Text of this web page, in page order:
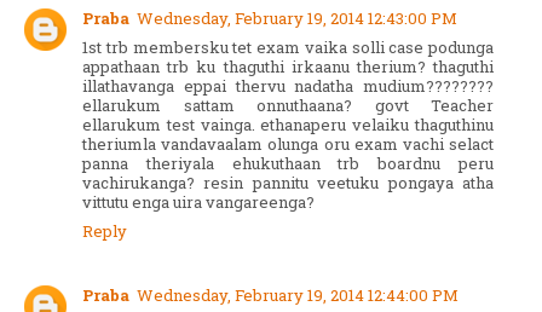
Praba Wednesday, February 19, 2014 12:43:00 PM
1st trb membersku tet exam vaika solli case podunga
appathaan trb ku thaguthi irkaanu therium? thaguthi
illathavanga eppai thervu nadatha mudium????????
ellarukum sattam onnuthaana? govt Teacher
ellarukum test vainga. ethanaperu velaiku thaguthinu
theriumla vandavaalam olunga oru exam vachi selact
panna theriyala ehukuthaan trb boardnu peru
vachirukanga? resin pannitu veetuku pongaya atha
vittutu enga uira vangareenga?
Reply
Praba Wednesday, February 19, 2014 12:44:00 PM